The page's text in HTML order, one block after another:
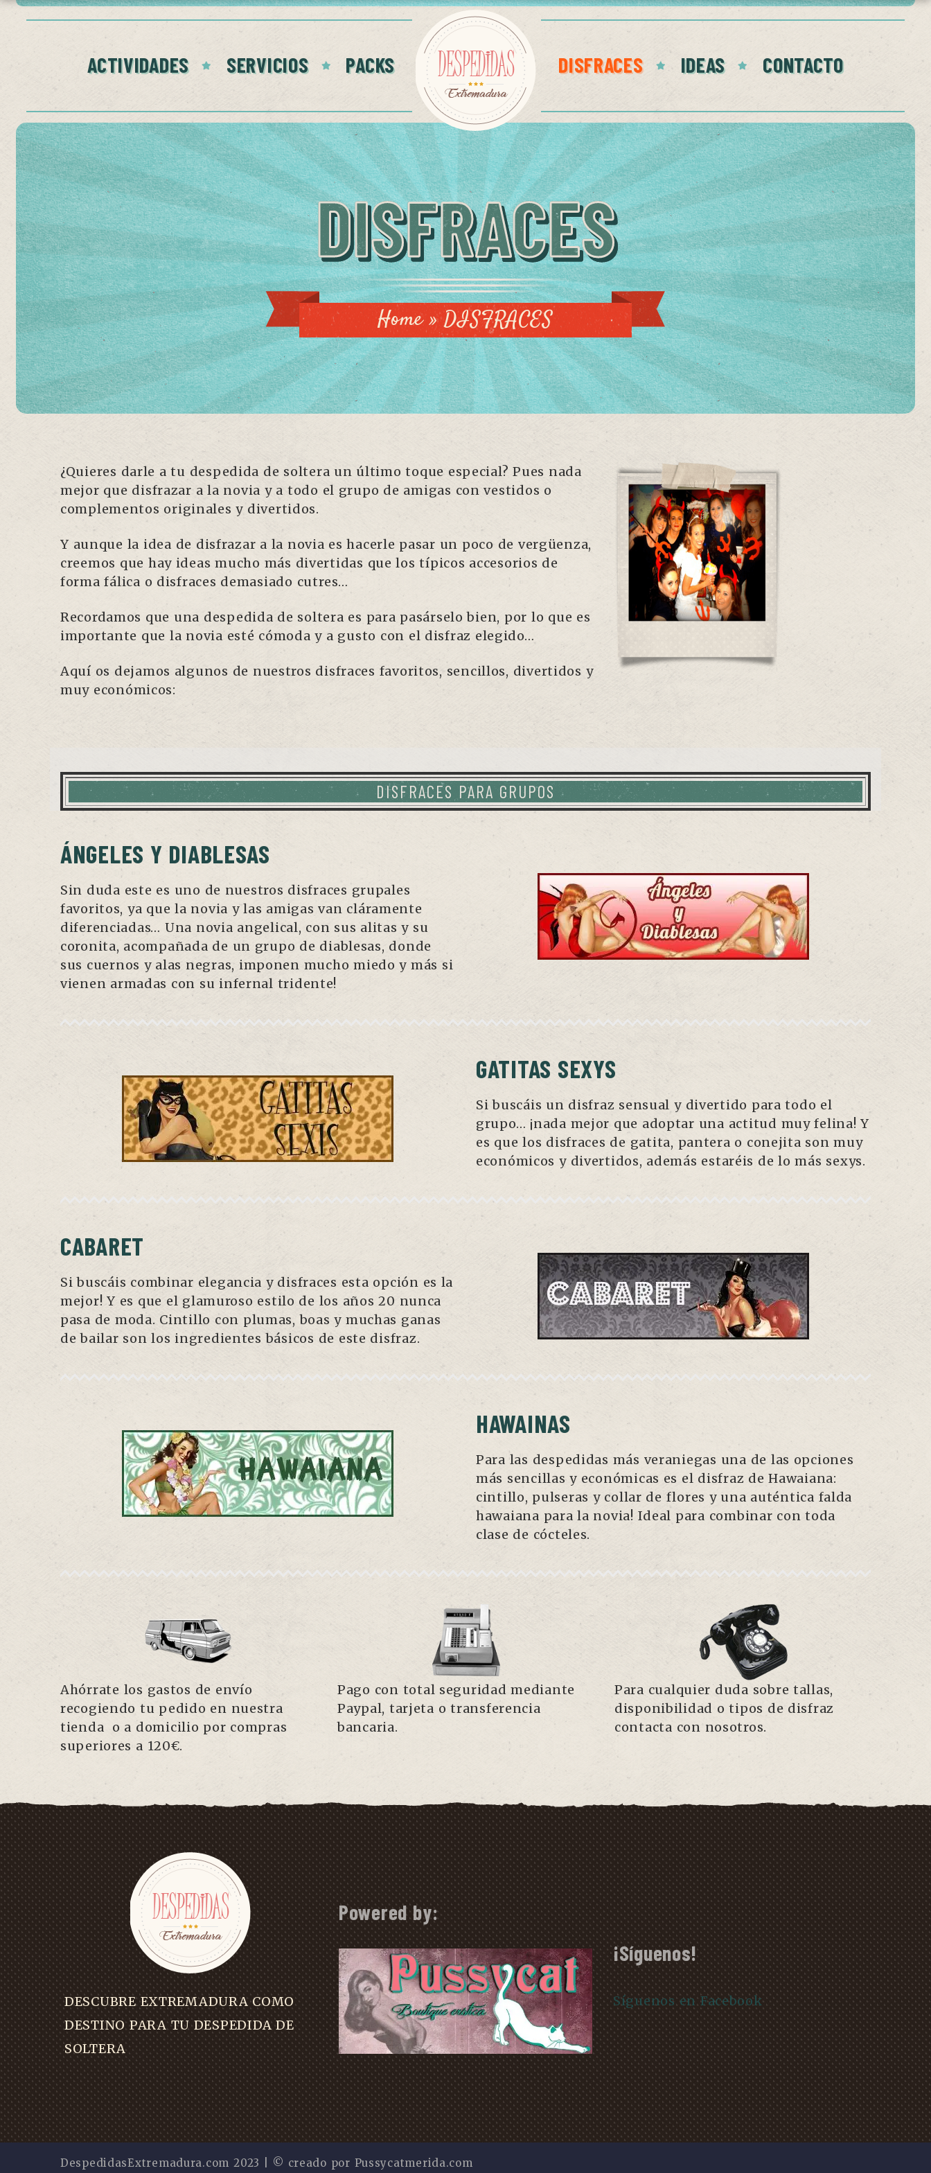
ACTIVIDADES SERVICIOS PACKS DISFRACES IDEAS CONTACTO
DISFRACES
Home»DISFRACES
¿Quieres darle a tu despedida de soltera un último toque especial? Pues nada
mejor que disfrazar a la novia y a todo el grupo de amigas con vestidos o
complementos originales y divertidos.
Y aunque la idea de disfrazar a la novia es hacerle pasar un poco de vergüenza,
creemos que hay ideas mucho más divertidas que los típicos accesorios de
forma fálica o disfraces demasiado cutres…
Recordamos que una despedida de soltera es para pasárselo bien, por lo que es
importante que la novia esté cómoda y a gusto con el disfraz elegido…
Aquí os dejamos algunos de nuestros disfraces favoritos, sencillos, divertidos y
muy económicos:
DISFRACES PARA GRUPOS
ÁNGELES Y DIABLESAS
Sin duda este es uno de nuestros disfraces grupales
favoritos, ya que la novia y las amigas van cláramente
diferenciadas… Una novia angelical, con sus alitas y su
coronita, acompañada de un grupo de diablesas, donde
sus cuernos y alas negras, imponen mucho miedo y más si
vienen armadas con su infernal tridente!
GATITAS SEXYS
Si buscáis un disfraz sensual y divertido para todo el
grupo… ¡nada mejor que adoptar una actitud muy felina! Y
es que los disfraces de gatita, pantera o conejita son muy
económicos y divertidos, además estaréis de lo más sexys.
CABARET
Si buscáis combinar elegancia y disfraces esta opción es la
mejor! Y es que el glamuroso estilo de los años 20 nunca
pasa de moda. Cintillo con plumas, boas y muchas ganas
de bailar son los ingredientes básicos de este disfraz.
HAWAINAS
Para las despedidas más veraniegas una de las opciones
más sencillas y económicas es el disfraz de Hawaiana:
cintillo, pulseras y collar de flores y una auténtica falda
hawaiana para la novia! Ideal para combinar con toda
clase de cócteles.
Ahórrate los gastos de envío
recogiendo tu pedido en nuestra
tienda o a domicilio por compras
superiores a 120€.
Pago con total seguridad mediante
Paypal, tarjeta o transferencia
bancaria.
Para cualquier duda sobre tallas,
disponibilidad o tipos de disfraz
contacta con nosotros.
DESCUBRE EXTREMADURA COMO
DESTINO PARA TU DESPEDIDA DE
SOLTERA
Powered by:
¡Síguenos!
Síguenos en Facebook
DespedidasExtremadura.com 2023 | © creado por Pussycatmerida.com